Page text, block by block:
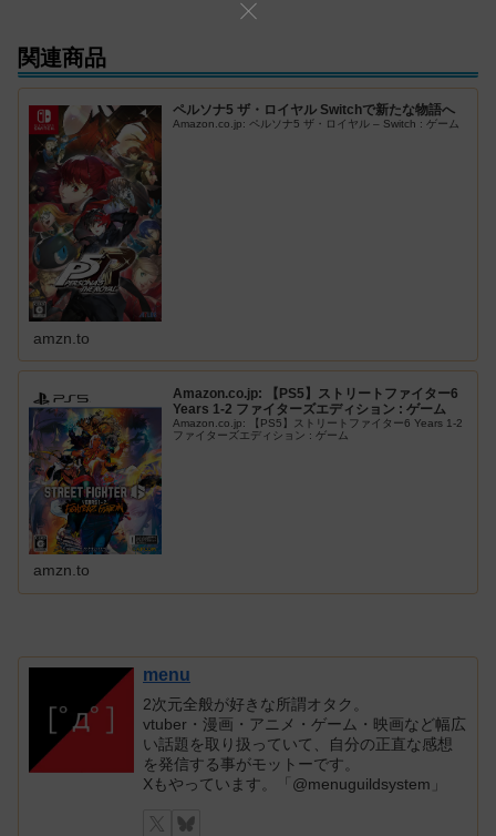
関連商品
ペルソナ5 ザ・ロイヤル Switchで新たな物語へ
Amazon.co.jp: ペルソナ5 ザ・ロイヤル – Switch : ゲーム
amzn.to
Amazon.co.jp: 【PS5】ストリートファイター6
Years 1-2 ファイターズエディション : ゲーム
Amazon.co.jp: 【PS5】ストリートファイター6 Years 1-2
ファイターズエディション : ゲーム
amzn.to
menu
2次元全般が好きな所謂オタク。
vtuber・漫画・アニメ・ゲーム・映画など幅広
い話題を取り扱っていて、自分の正直な感想
を発信する事がモットーです。
Xもやっています。「@menuguildsystem」